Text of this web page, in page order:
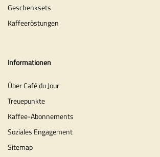
Geschenksets
Kaffeeröstungen
Informationen
Über Café du Jour
Treuepunkte
Kaffee-Abonnements
Soziales Engagement
Sitemap